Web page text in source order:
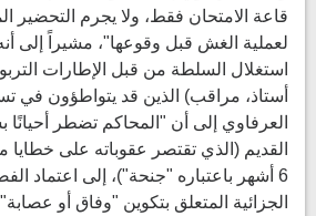
قاعة الامتحان فقط، ولا يجرم التحضير
لعملية الغش قبل وقوعها"، مشيراً إلى
استغلال السلطة من قبل الإطارات
أستاذ، مراقب) الذين قد يتواطؤون في
العرفاوي إلى أن "المحاكم تضطر
القديم (الذي تقتصر عقوباته على خطايا
الجزائية المتعلق بتكوين "وفاق أو